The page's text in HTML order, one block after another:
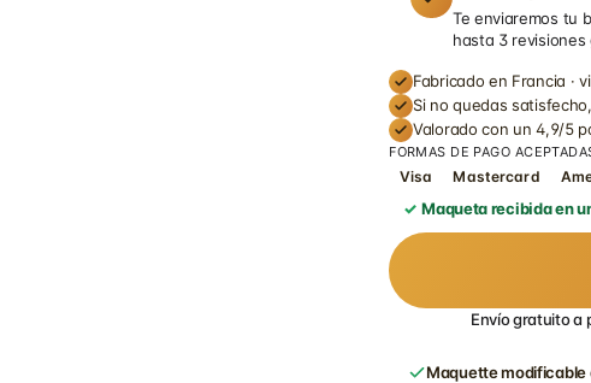
Te enviaremos tu
hasta 3
Fabricado en Francia ·
Si no quedas
Valorado con un 4,9/5
FORMAS DE PAGO
Visa Mastercard
Maqueta recibida en
Envío gratuito a
Maquette modificable